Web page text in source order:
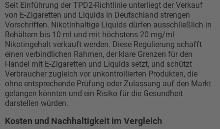
Seit Einführung der TPD2-Richtlinie unterliegt der Verkauf
von E-Zigaretten und Liquids in Deutschland strengen
Vorschriften. Nikotinhaltige Liquids dürfen ausschließlich in
Behältern bis 10 ml und mit höchstens 20 mg/ml
Nikotingehalt verkauft werden. Diese Regulierung schafft
einen verbindlichen Rahmen, der klare Grenzen für den
Handel mit E-Zigaretten und Liquids setzt, und schützt
Verbraucher zugleich vor unkontrollierten Produkten, die
ohne entsprechende Prüfung oder Zulassung auf den Markt
gelangen könnten und ein Risiko für die Gesundheit
darstellen würden.
Kosten und Nachhaltigkeit im Vergleich